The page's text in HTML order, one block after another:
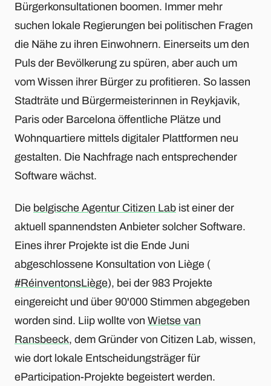
Bürgerkonsultationen boomen. Immer mehr
suchen lokale Regierungen bei politischen Fragen
die Nähe zu ihren Einwohnern. Einerseits um den
Puls der Bevölkerung zu spüren, aber auch um
vom Wissen ihrer Bürger zu profitieren. So lassen
Stadträte und Bürgermeisterinnen in Reykjavik,
Paris oder Barcelona öffentliche Plätze und
Wohnquartiere mittels digitaler Plattformen neu
gestalten. Die Nachfrage nach entsprechender
Software wächst.
Die belgische Agentur Citizen Lab ist einer der
aktuell spannendsten Anbieter solcher Software.
Eines ihrer Projekte ist die Ende Juni
abgeschlossene Konsultation von Liège (
#RéinventonsLiège), bei der 983 Projekte
eingereicht und über 90'000 Stimmen abgegeben
worden sind. Liip wollte von Wietse van
Ransbeeck, dem Gründer von Citizen Lab, wissen,
wie dort lokale Entscheidungsträger für
eParticipation-Projekte begeistert werden.